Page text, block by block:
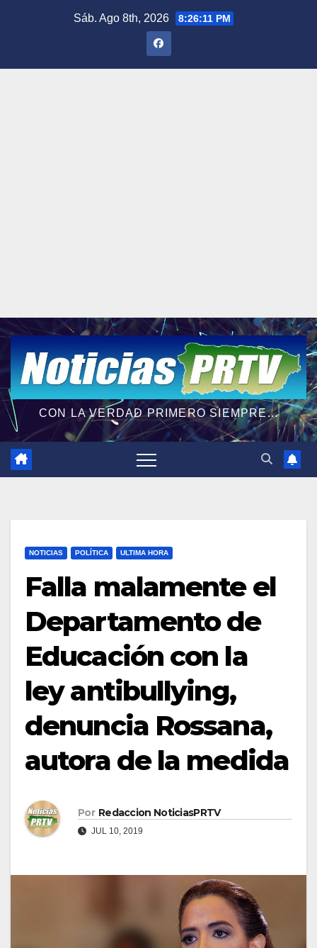
Sáb. Ago 8th, 2026 8:26:12 PM
CON LA VERDAD PRIMERO SIEMPRE...
NOTICIAS POLÍTICA ULTIMA HORA
Falla malamente el
Departamento de
Educación con la
ley antibullying,
denuncia Rossana,
autora de la medida
Por Redaccion NoticiasPRTV
JUL 10, 2019